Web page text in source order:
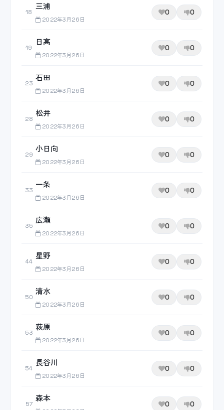
18
三浦
2022年3月26日
0 0
19
日高
2022年3月26日
0 0
23
石田
2022年3月26日
0 0
28
松井
2022年3月26日
0 0
29
小日向
2022年3月26日
0 0
33
一条
2022年3月26日
0 0
35
広瀬
2022年3月26日
0 0
44
星野
2022年3月26日
0 0
50
清水
2022年3月26日
0 0
53
萩原
2022年3月26日
0 0
54
長谷川
2022年3月26日
0 0
57
森本
0 0